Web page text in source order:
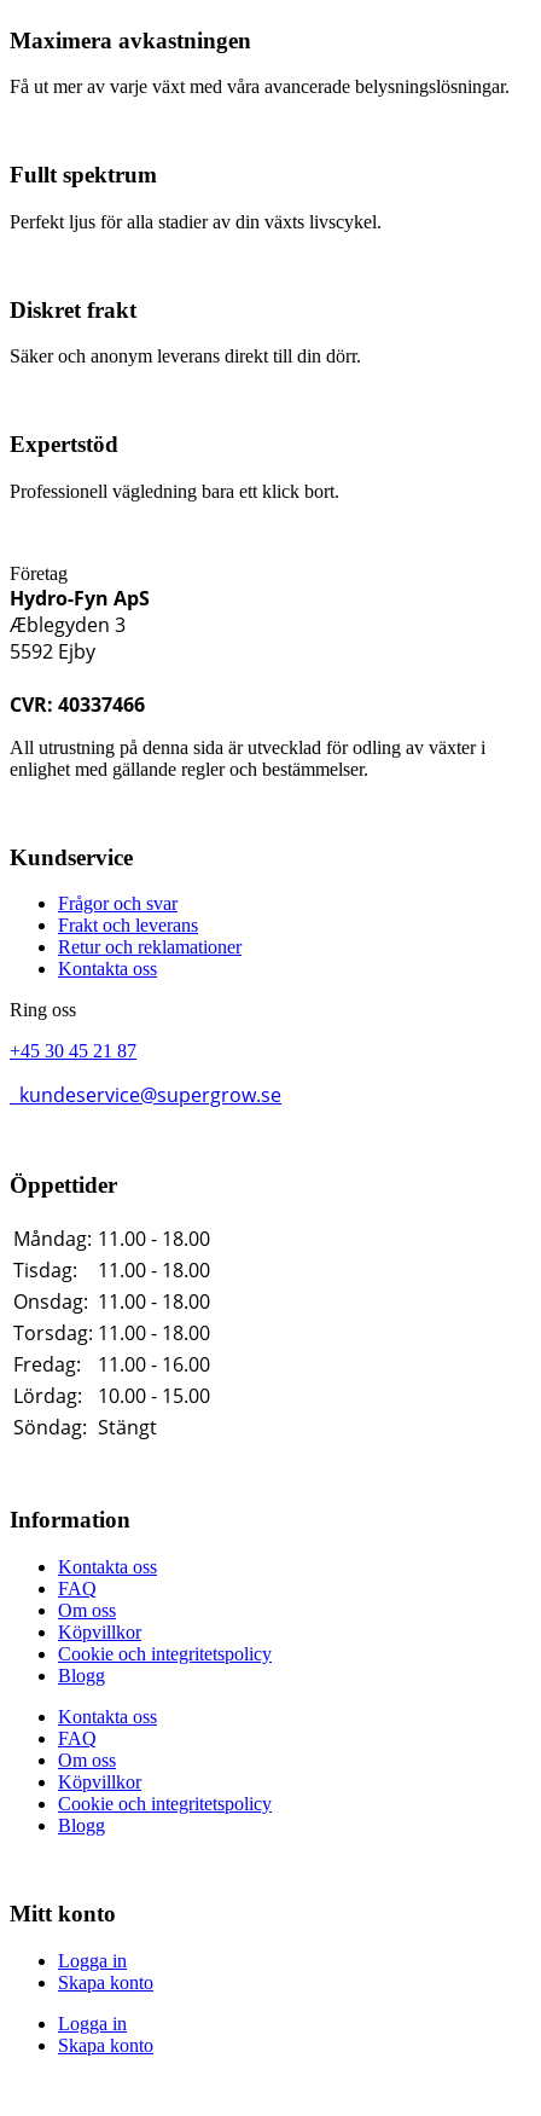
Maximera avkastningen
Få ut mer av varje växt med våra avancerade belysningslösningar.
Fullt spektrum
Perfekt ljus för alla stadier av din växts livscykel.
Diskret frakt
Säker och anonym leverans direkt till din dörr.
Expertstöd
Professionell vägledning bara ett klick bort.
Företag
Hydro-Fyn ApS
Æblegyden 3
5592 Ejby
CVR: 40337466
All utrustning på denna sida är utvecklad för odling av växter i
enlighet med gällande regler och bestämmelser.
Kundservice
Frågor och svar
Frakt och leverans
Retur och reklamationer
Kontakta oss
Ring oss
+45 30 45 21 87
kundeservice@supergrow.se
Öppettider
Måndag: 11.00 - 18.00
Tisdag:
11.00 - 18.00
Onsdag: 11.00 - 18.00
Torsdag: 11.00 - 18.00
Fredag:
11.00 - 16.00
Lördag:
10.00 - 15.00
Söndag: Stängt
Information
Kontakta oss
FAQ
Om oss
Köpvillkor
Cookie och integritetspolicy
Blogg
Kontakta oss
FAQ
Om oss
Köpvillkor
Cookie och integritetspolicy
Blogg
Mitt konto
Logga in
Skapa konto
Logga in
Skapa konto